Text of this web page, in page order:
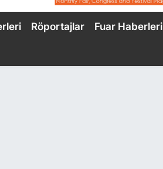
Röportajlar Fuar Haberleri